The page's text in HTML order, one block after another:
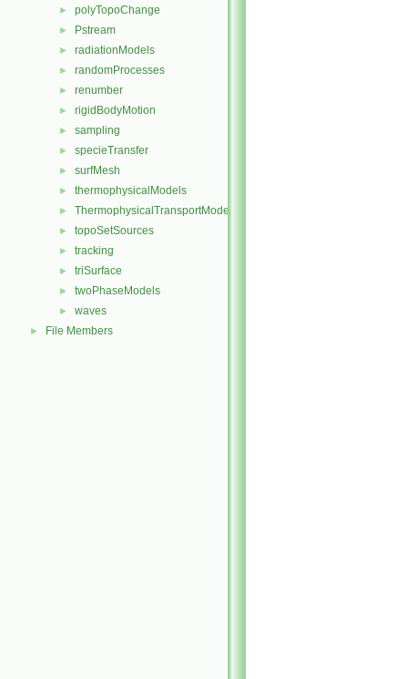
► polyTopoChange
► Pstream
► radiationModels
► randomProcesses
► renumber
► rigidBodyMotion
► sampling
► specieTransfer
► surfMesh
► thermophysicalModels
► ThermophysicalTransportModels
► topoSetSources
► tracking
► triSurface
► twoPhaseModels
► waves
► File Members